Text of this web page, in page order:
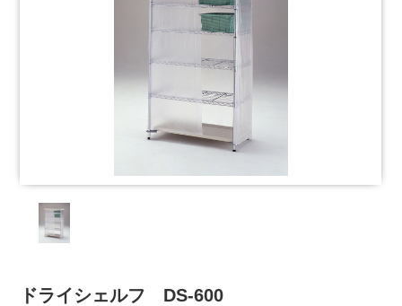
ドライシェルフ DS-600